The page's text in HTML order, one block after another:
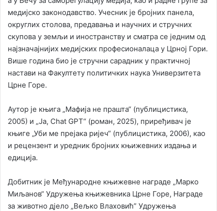
медијско законодавство. Учесник је бројних панела,
округлих столова, предавања и научних и стручних
скупова у земљи и иностранству и сматра се једним од
најзначајнијих медијских професионалаца у Црној Гори.
Више година био је стручни сарадник у практичној
настави на Факултету политичких наука Универзитета
Црне Горе.
Аутор је књига „Мафија не прашта“ (публицистика,
2005) и „Ја, Chat GPT“ (роман, 2025), приређивач је
књиге „Уби ме прејака ријеч“ (публицистика, 2006), као
и рецензент и уредник бројних књижевних издања и
едиција.
Добитник је Међународне књижевне награде „Марко
Миљанов“ Удружења књижевника Црне Горе, Награде
за животно дјело „Вељко Влаховић” Удружења